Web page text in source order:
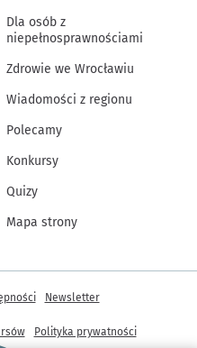
Dla osób z
niepełnosprawnościami
Zdrowie we Wrocławiu
Wiadomości z regionu
Polecamy
Konkursy
Quizy
Mapa strony
Newsletter
Polityka prywatności